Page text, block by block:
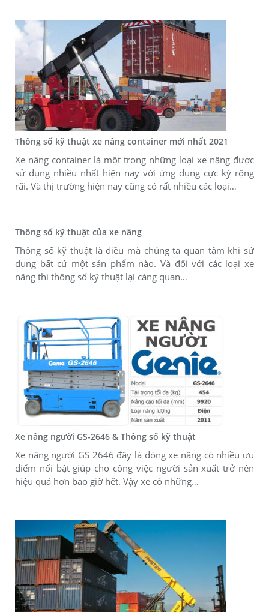
Thông số kỹ thuật xe nâng container mới nhất 2021
Xe nâng container là một trong những loại xe nâng được
sử dụng nhiều nhất hiện nay với ứng dụng cực kỳ rộng
rãi. Và thị trường hiện nay cũng có rất nhiều các loại…
Thông số kỹ thuật của xe nâng
Thông số kỹ thuật là điều mà chúng ta quan tâm khi sử
dụng bất cứ một sản phẩm nào. Và đối với các loại xe
nâng thì thông số kỹ thuật lại càng quan…
Xe nâng người GS-2646 & Thông số kỹ thuật
Xe nâng người GS 2646 đây là dòng xe nâng có nhiều ưu
điểm nổi bật giúp cho công việc người sản xuất trở nên
hiệu quả hơn bao giờ hết. Vậy xe có những…